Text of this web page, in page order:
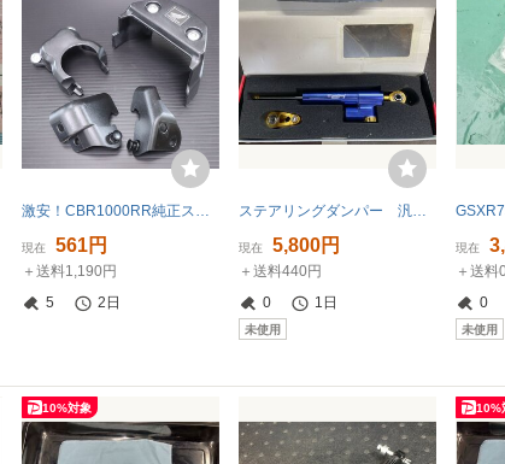
激安！CBR1000RR純正ステアリングダンパーカバーSet！SC57/2004～/FireBlade
現在 561円
＋送料1,190円
5
2日
ステアリングダンパー 汎用 未使用品 HP2
現在 5,800円
＋送料440円
0
1日
未使用
現在
＋送料
0
未使用
10%対象 10%